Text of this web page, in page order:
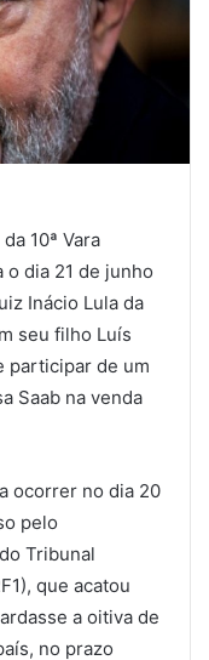
10ª Vara
o dia 21 de junho
Inácio Lula da
seu filho Luís
participar de um
Saab na venda
ocorrer no dia 20
pelo
Tribunal
que acatou
a oitiva de
no prazo